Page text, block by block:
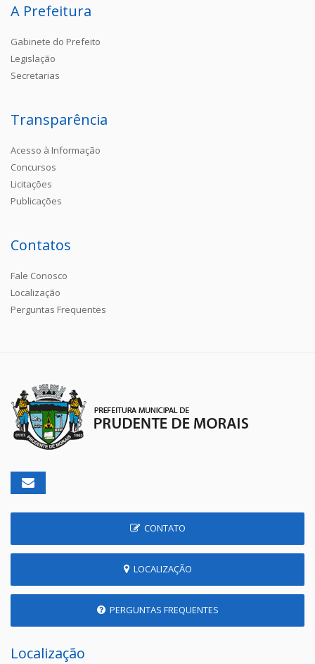
A Prefeitura
Gabinete do Prefeito
Legislação
Secretarias
Transparência
Acesso à Informação
Concursos
Licitações
Publicações
Contatos
Fale Conosco
Localização
Perguntas Frequentes
CONTATO
LOCALIZAÇÃO
PERGUNTAS FREQUENTES
Localização